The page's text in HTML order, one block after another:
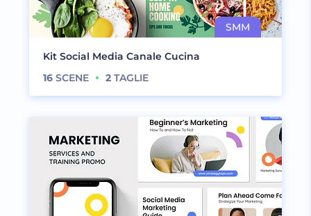
Kit Social Media Canale Cucina
16 SCENE 2 TAGLIE